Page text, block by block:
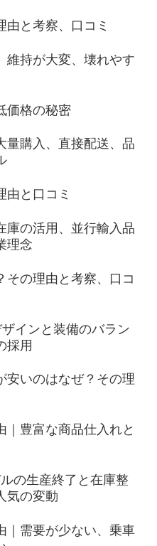
由と考察、口コミ
維持が大変、壊れやす
価格の秘密
量購入、直接配送、品
由と口コミ
庫の活用、並行輸入品
理念
その理由と考察、口コ
インと装備のバラン
採用
安いのはなぜ？その理
｜豊富な商品仕入れと
の生産終了と在庫整
気の変動
｜需要が少ない、乗車